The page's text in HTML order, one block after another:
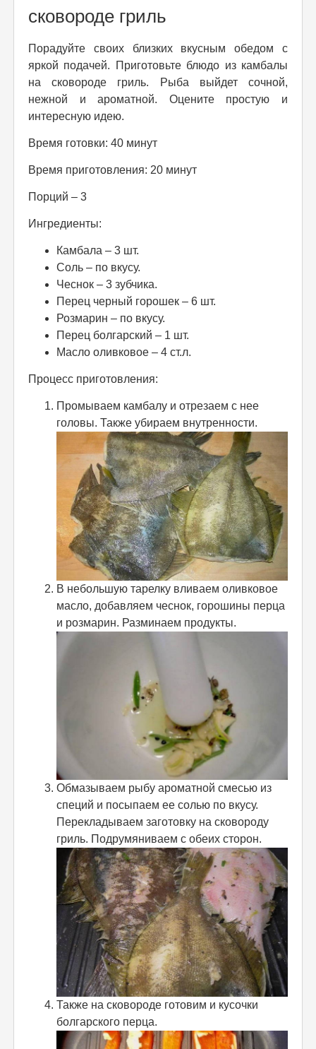
сковороде гриль
Порадуйте своих близких вкусным обедом с
яркой подачей. Приготовьте блюдо из камбалы
на сковороде гриль. Рыба выйдет сочной,
нежной и ароматной. Оцените простую и
интересную идею.
Время готовки: 40 минут
Время приготовления: 20 минут
Порций – 3
Ингредиенты:
Камбала – 3 шт.
Соль – по вкусу.
Чеснок – 3 зубчика.
Перец черный горошек – 6 шт.
Розмарин – по вкусу.
Перец болгарский – 1 шт.
Масло оливковое – 4 ст.л.
Процесс приготовления:
Промываем камбалу и отрезаем с нее
головы. Также убираем внутренности.
В небольшую тарелку вливаем оливковое
масло, добавляем чеснок, горошины перца
и розмарин. Разминаем продукты.
Обмазываем рыбу ароматной смесью из
специй и посыпаем ее солью по вкусу.
Перекладываем заготовку на сковороду
гриль. Подрумяниваем с обеих сторон.
Также на сковороде готовим и кусочки
болгарского перца.